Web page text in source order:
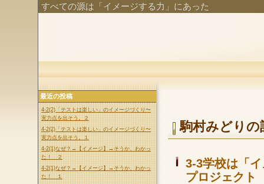
すべての源は「イメージする力」にあった
駒村みどりの
3-3学校は「
プロジェクト
最近の投稿
4-2(2)「テストは楽しい」のイメージづくり〜
実力点を出そう。２
4-2(2)「テストは楽しい」のイメージづくり〜
実力点を出そう。１
4-2(1)なぜ？→【イメージ】→そうか、わかっ
た！ ２
4-2(1)なぜ？→【イメージ】→そうか、わかっ
た！ １